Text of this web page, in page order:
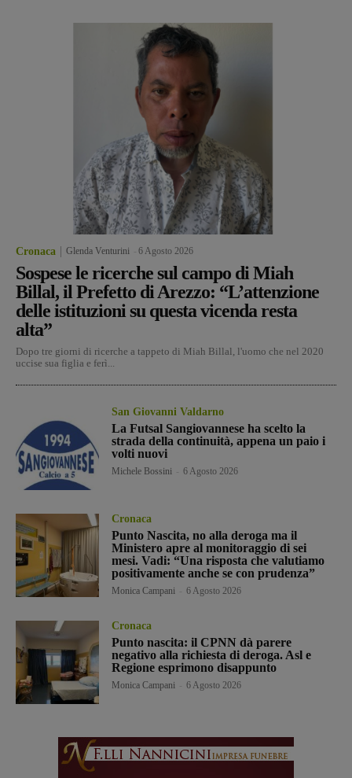
Cronaca Glenda Venturini 6 Agosto 2026
Sospese le ricerche sul campo di Miah
Billal, il Prefetto di Arezzo: “L’attenzione
delle istituzioni su questa vicenda resta
alta”
Dopo tre giorni di ricerche a tappeto di Miah Billal, l'uomo che nel 2020
uccise sua figlia e ferì...
San Giovanni Valdarno
La Futsal Sangiovannese ha scelto la
strada della continuità, appena un paio i
volti nuovi
Michele Bossini 6 Agosto 2026
Cronaca
Punto Nascita, no alla deroga ma il
Ministero apre al monitoraggio di sei
mesi. Vadi: “Una risposta che valutiamo
positivamente anche se con prudenza”
Monica Campani 6 Agosto 2026
Cronaca
Punto nascita: il CPNN dà parere
negativo alla richiesta di deroga. Asl e
Regione esprimono disappunto
Monica Campani 6 Agosto 2026